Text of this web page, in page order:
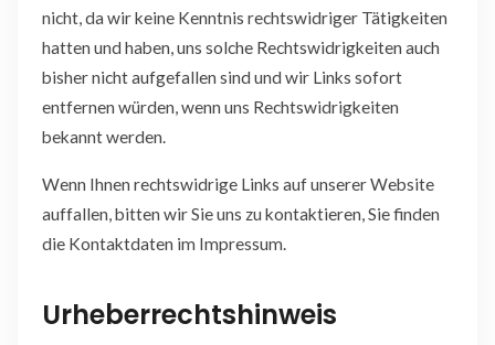
nicht, da wir keine Kenntnis rechtswidriger Tätigkeiten
hatten und haben, uns solche Rechtswidrigkeiten auch
bisher nicht aufgefallen sind und wir Links sofort
entfernen würden, wenn uns Rechtswidrigkeiten
bekannt werden.
Wenn Ihnen rechtswidrige Links auf unserer Website
auffallen, bitten wir Sie uns zu kontaktieren, Sie finden
die Kontaktdaten im Impressum.
Urheberrechtshinweis